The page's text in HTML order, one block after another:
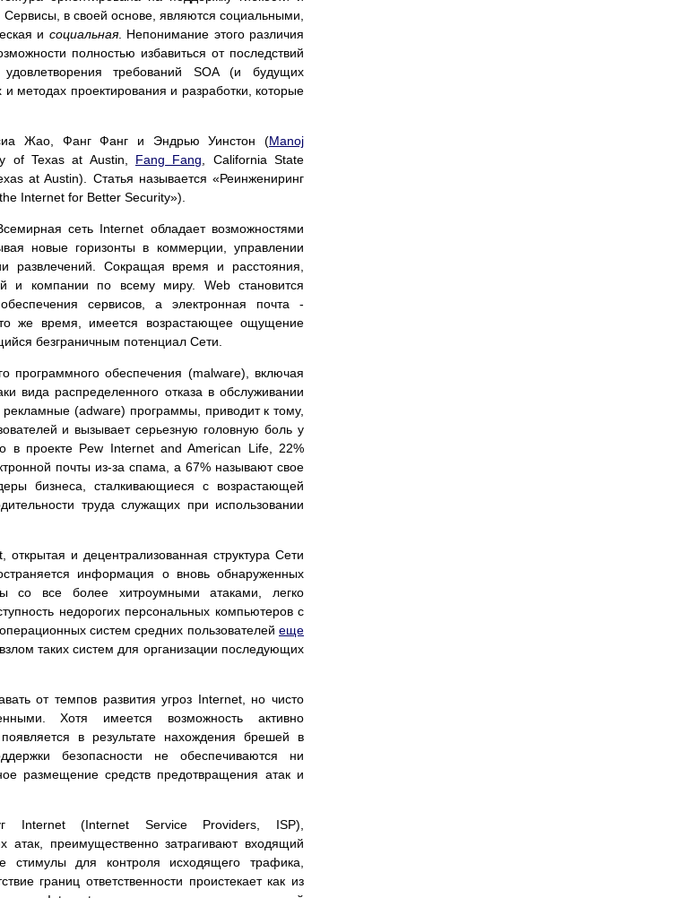
в своей основе, являются социальными,
и социальная. Непонимание этого различия
полностью избавиться от последствий
требований SOA (и будущих
методах проектирования и разработки, которые
Жао, Фанг Фанг и Эндрью Уинстон (Manoj
of Texas at Austin, Fang Fang , California State
at Austin). Статья называется «Реинжениринг
Internet for Better Security»).
сеть Internet обладает возможностями
новые горизонты в коммерции, управлении
развлечений. Сокращая время и расстояния,
и компании по всему миру. Web становится
сервисов, а электронная почта -
же время, имеется возрастающее ощущение
безграничным потенциал Сети.
программного обеспечения (malware), включая
вида распределенного отказа в обслуживании
(adware) программы, приводит к тому,
и вызывает серьезную головную боль у
в проекте Pew Internet and American Life, 22%
почты из-за спама, а 67% называют свое
бизнеса, сталкивающиеся с возрастающей
труда служащих при использовании
и децентрализованная структура Сети
информация о вновь обнаруженных
со все более хитроумными атаками, легко
недорогих персональных компьютеров с
систем средних пользователей еще
взлом таких систем для организации последующих
от темпов развития угроз Internet, но чисто
Хотя имеется возможность активно
в результате нахождения брешей в
безопасности не обеспечиваются ни
размещение средств предотвращения атак и
Internet (Internet Service Providers, ISP),
атак, преимущественно затрагивают входящий
стимулы для контроля исходящего трафика,
границ ответственности проистекает как из